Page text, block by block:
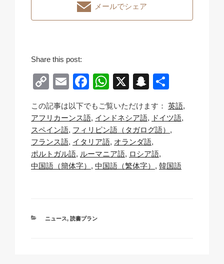
メールでシェア
Share this post:
C
o
p
y
Li
n
E
m
ail
F
c
e
b
o
W
at
s
A
p
X
S
a
p
c
h
有
この記事は以下でもご覧いただけます： 英語
アフリカーンス語 インドネシア語
ドイツ語
スペイン語 フィリピン語（タガログ語）
フランス語 イタリア語 オランダ語
ポルトガル語 ルーマニア語 ロシア語
中国語（簡体字）
中国語（繁体字） 韓国語
カ
ニュース, 読書プラン